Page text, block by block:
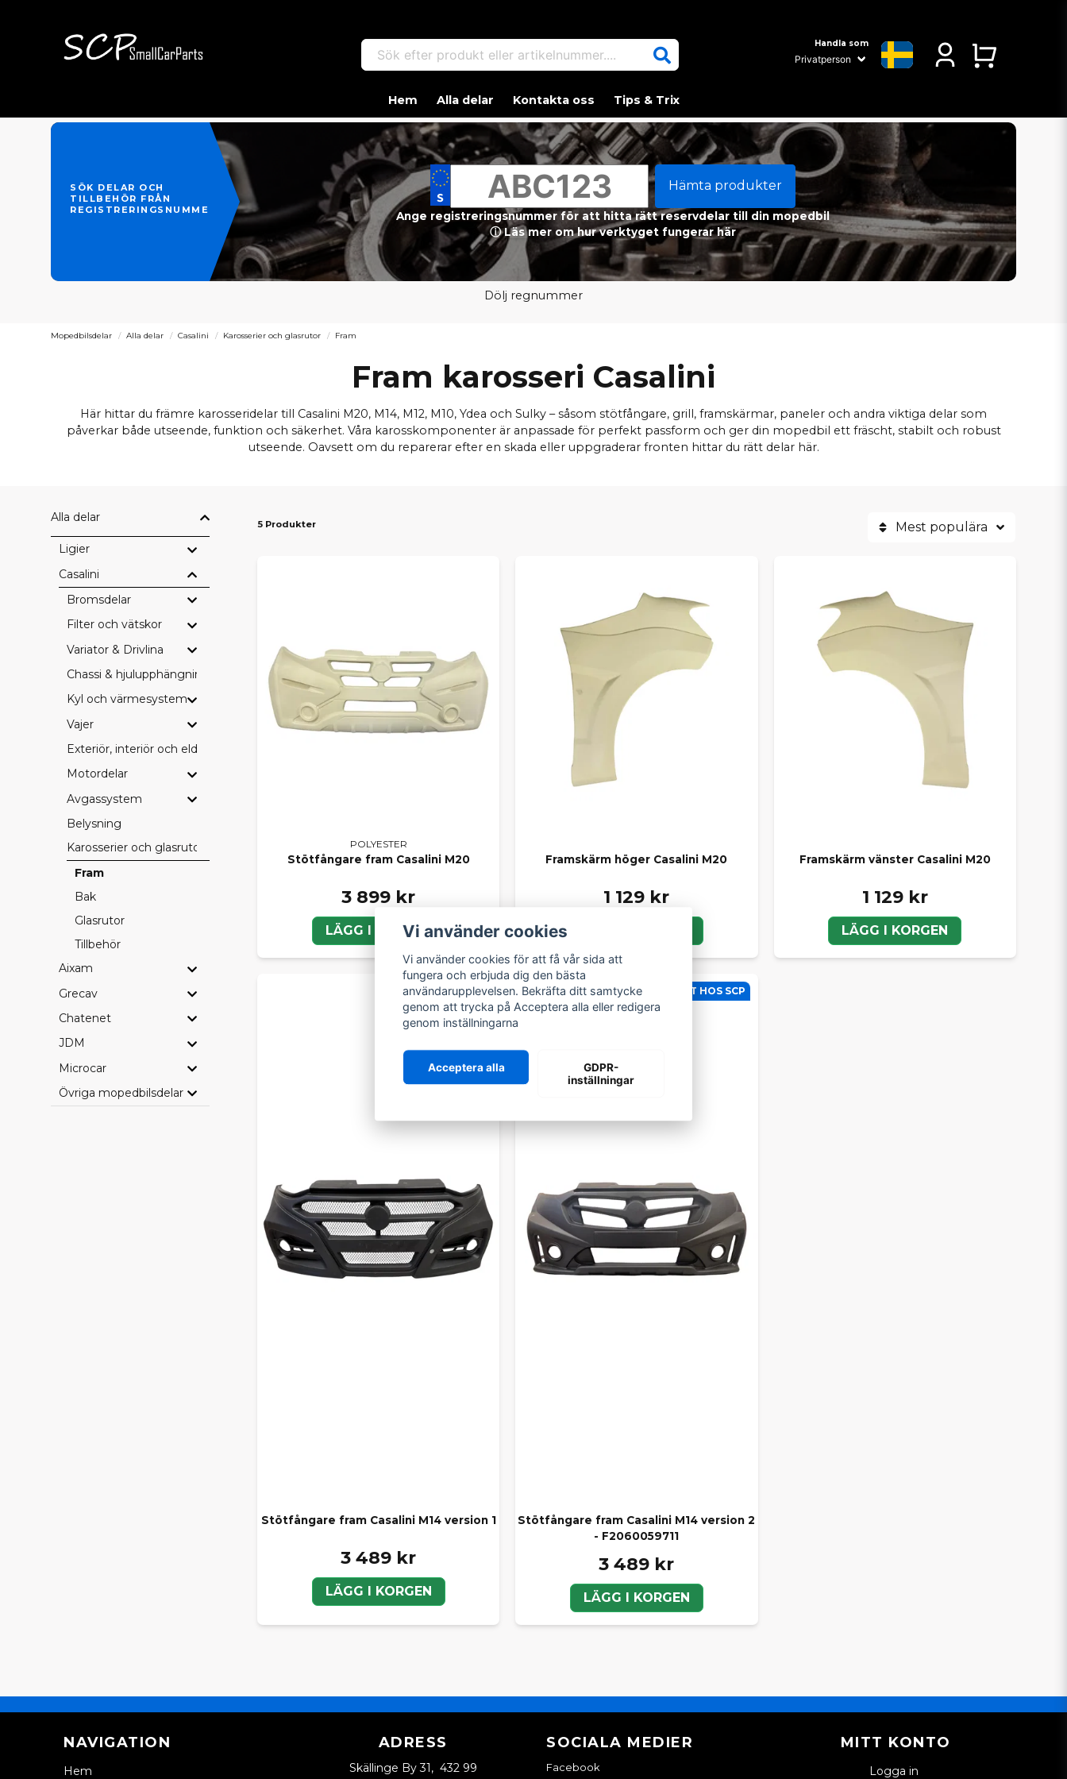
Sök efter produkt eller artikelnummer.... Handla som
Hem Alla delar Kontakta oss Tips & Trix
SÖK DELAR OCH
TILLBEHÖR FRÅN
REGISTRERINGSNUMMER
Hämta produkter
Ange registreringsnummer för att hitta rätt reservdelar till din mopedbil
ⓘ Läs mer om hur verktyget fungerar här
Dölj regnummer
Mopedbilsdelar Alla delar Casalini Karosserier och glasrutor Fram
Fram karosseri Casalini
Här hittar du främre karosseridelar till Casalini M20, M14, M12, M10, Ydea och Sulky – såsom stötfångare, grill, framskärmar, paneler och andra viktiga delar som
påverkar både utseende, funktion och säkerhet. Våra karosskomponenter är anpassade för perfekt passform och ger din mopedbil ett fräscht, stabilt och robust
utseende. Oavsett om du reparerar efter en skada eller uppgraderar fronten hittar du rätt delar här.
Alla delar
Ligier
Casalini
Bromsdelar
Filter och vätskor
Variator & Drivlina
Chassi & hjulupphängning
Kyl och värmesystem
Vajer
Exteriör, interiör och eldetaljer
Motordelar
Avgassystem
Belysning
Karosserier och glasrutor
Fram
Bak
Glasrutor
Tillbehör
Aixam
Grecav
Chatenet
JDM
Microcar
Övriga mopedbilsdelar
5 Produkter Mest populära
POLYESTER
Stötfångare fram Casalini M20
3 899 kr
LÄGG I KORGEN
Framskärm höger Casalini M20
1 129 kr
Framskärm vänster Casalini M20
1 129 kr
LÄGG I KORGEN
Stötfångare fram Casalini M14 version 1
3 489 kr
LÄGG I KORGEN
NYTT HOS SCP
Stötfångare fram Casalini M14 version 2
- F2060059711
3 489 kr
LÄGG I KORGEN
NYTT HOS SCP
NAVIGATION
Hem
ADRESS
Skällinge By 31, 432 99
SOCIALA MEDIER
Facebook
MITT KONTO
Logga in
Vi använder cookies
Vi använder cookies för att få vår sida att
fungera och erbjuda dig den bästa
användarupplevelsen. Bekräfta ditt samtycke
genom att trycka på Acceptera alla eller redigera
genom inställningarna
Acceptera alla
GDPR-
inställningar